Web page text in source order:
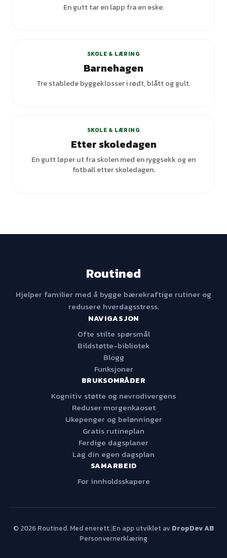
En gutt tar en lapp fra en eske.
SKOLE & LÆRING
Barnehagen
Tre stablede byggeklosser i rødt, blått og gult.
SKOLE & LÆRING
Etter skoledagen
En gutt løper ut fra skolen med en ryggsekk og en
fotball etter skoledagen.
Routined
Hjelper familier med å bygge bærekraftige rutiner og
redusere hverdagsstress.
NAVIGASJON
Ofte stilte spørsmål
Bildstøtte-bibliotek
Blogg
Funksjoner
BRUKSOMRÅDER
Kognitiv støtte og nevrodivergens
Reduser morgenkaoset
Ukepenger og belønninger
Gratis rutineplan
Ferdige dagsplaner
Lag din egen dagsplan
SAMARBEID
For innholdsskapere
© 2026 Routined. Med enerett.|En app utviklet av DropDev AB
Personvernerklæring